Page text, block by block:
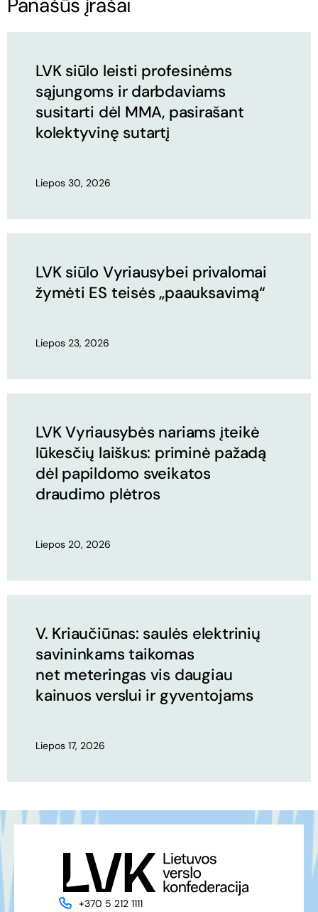
LVK siūlo leisti profesinėms
sąjungoms ir darbdaviams
susitarti dėl MMA, pasirašant
kolektyvinę sutartį
Liepos 30, 2026
LVK siūlo Vyriausybei privalomai
žymėti ES teisės „paauksavimą“
Liepos 23, 2026
LVK Vyriausybės nariams įteikė
lūkesčių laiškus: priminė pažadą
dėl papildomo sveikatos
draudimo plėtros
Liepos 20, 2026
V. Kriaučiūnas: saulės elektrinių
savininkams taikomas
net meteringas vis daugiau
kainuos verslui ir gyventojams
Liepos 17, 2026
+370 5 212 1111